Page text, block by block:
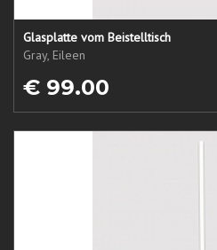
Glasplatte vom Beistelltisch
Gray, Eileen
€ 99.00